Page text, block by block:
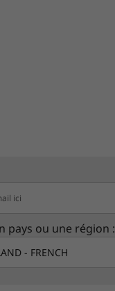
ici
pays ou une région :
- FRENCH